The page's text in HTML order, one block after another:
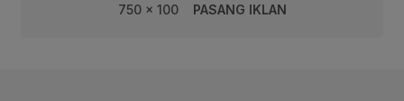
750 x 100 PASANG IKLAN